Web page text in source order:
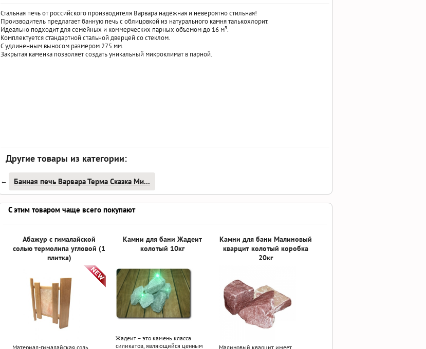
Стальная печь от российского производителя Варвара надёжная и невероятно стильная!
Производитель предлагает банную печь с облицовкой из натурального камня талькохлорит.
Идеально подходит для семейных и коммерческих парных объемом до 16 м³.
Комплектуется стандартной стальной дверцей со стеклом.
С удлиненным выносом размером 275 мм.
Закрытая каменка позволяет создать уникальный микроклимат в парной.
Другие товары из категории:
← Банная печь Варвара Терма Сказка Ми...
С этим товаром чаще всего покупают
Абажур с гималайской
солью термолипа угловой (1
плитка)
Материал-гималайская соль,
Камни для бани Жадеит
колотый 10кг
Жадеит – это камень класса
силикатов, являющийся ценным
Камни для бани Малиновый
кварцит колотый коробка
20кг
Малиновый кварцит имеет